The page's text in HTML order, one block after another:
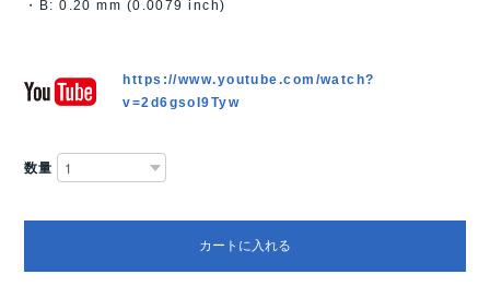
・B: 0.20 mm (0.0079 inch)
https://www.youtube.com/watch?
v=2d6gsoI9Tyw
数量
カートに入れる